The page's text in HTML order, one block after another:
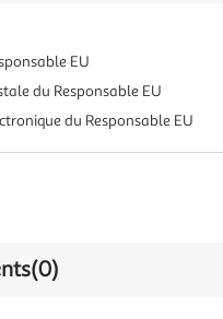
EU
du Responsable EU
du Responsable EU
(0)